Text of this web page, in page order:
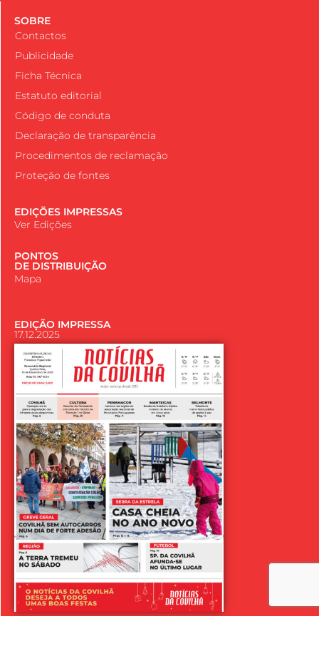
SOBRE
Contactos
Publicidade
Ficha Técnica
Estatuto editorial
Código de conduta
Declaração de transparência
Procedimentos de reclamação
Proteção de fontes
EDIÇÕES IMPRESSAS
Ver Edições
PONTOS
DE DISTRIBUIÇÃO
Mapa
EDIÇÃO IMPRESSA
17.12.2025